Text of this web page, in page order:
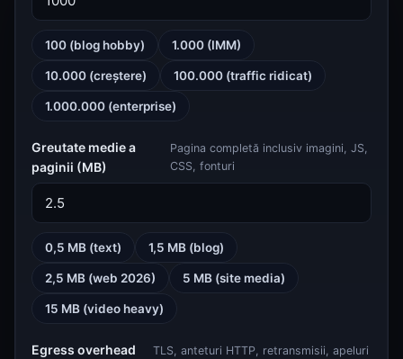
100 (blog hobby) 1.000 (IMM)
10.000 (creștere) 100.000 (traffic ridicat)
1.000.000 (enterprise)
Greutate medie a
paginii (MB)
Pagina completă inclusiv imagini, JS,
CSS, fonturi
0,5 MB (text) 1,5 MB (blog)
2,5 MB (web 2026) 5 MB (site media)
15 MB (video heavy)
Egress overhead TLS, anteturi HTTP, retransmisii, apeluri